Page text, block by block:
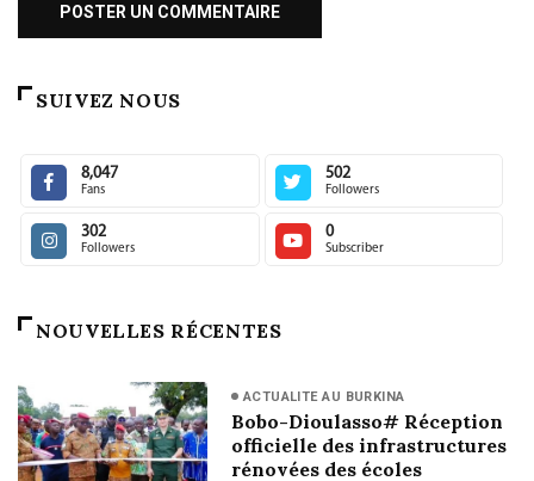
SUIVEZ NOUS
8,047
Fans
502
Followers
302
Followers
0
Subscriber
NOUVELLES RÉCENTES
ACTUALITE AU BURKINA
Bobo-Dioulasso# Réception
officielle des infrastructures
rénovées des écoles